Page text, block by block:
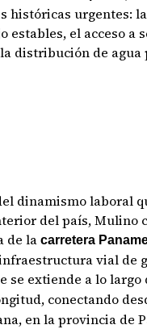
históricas urgentes:
estables, el acceso a
distribución de agua
dinamismo laboral
del país, Mulino
de lacarretera
vial de
se extiende a lo largo
conectando
en la provincia de